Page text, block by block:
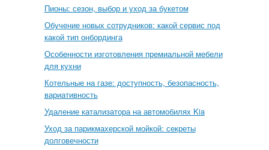
Пионы: сезон, выбор и уход за букетом
Обучение новых сотрудников: какой сервис под
какой тип онбординга
Особенности изготовления премиальной мебели
для кухни
Котельные на газе: доступность, безопасность,
вариативность
Удаление катализатора на автомобилях Kia
Уход за парикмахерской мойкой: секреты
долговечности